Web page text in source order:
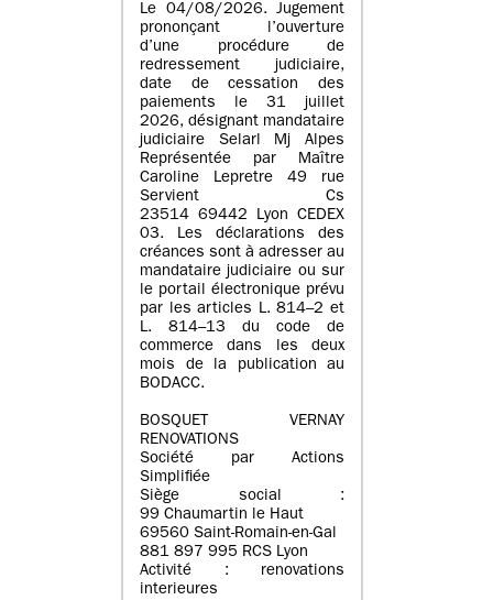
Le 04/08/2026. Jugement
prononçant l’ouverture
d’une procédure de
redressement judiciaire,
date de cessation des
paiements le 31 juillet
2026, désignant mandataire
judiciaire Selarl Mj Alpes
Représentée par Maître
Caroline Lepretre 49 rue
Servient Cs
23514 69442 Lyon CEDEX
03. Les déclarations des
créances sont à adresser au
mandataire judiciaire ou sur
le portail électronique prévu
par les articles L. 814–2 et
L. 814–13 du code de
commerce dans les deux
mois de la publication au
BODACC.
BOSQUET VERNAY
RENOVATIONS
Société par Actions
Simplifiée
Siège social :
99 Chaumartin le Haut
69560 Saint-Romain-en-Gal
881 897 995 RCS Lyon
Activité : renovations
interieures